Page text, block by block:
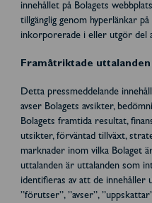
innehållet på Bolagets
tillgänglig genom hyperlänkar
inkorporerade i eller utgör del
Framåtriktade uttalanden
Detta pressmeddelande
avser Bolagets avsikter,
Bolagets framtida resultat,
utsikter, förväntad tillväxt,
marknader inom vilka Bolaget
uttalanden är uttalanden som
identifieras av att de innehåller
”förutser”, ”avser”,